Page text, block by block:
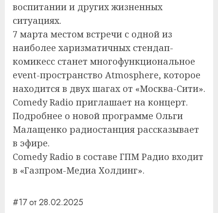
воспитании и других жизненных
ситуациях.
7 марта местом встречи с одной из
наиболее харизматичных стендап-
комикесс станет многофункциональное
event-пространство Atmosphere, которое
находится в двух шагах от «Москва-Сити».
Comedy Radio приглашает на концерт.
Подробнее о новой программе Ольги
Малащенко радиостанция рассказывает
в эфире.
Comedy Radio в составе ГПМ Радио входит
в «Газпром-Медиа Холдинг».
#17 от 28.02.2025